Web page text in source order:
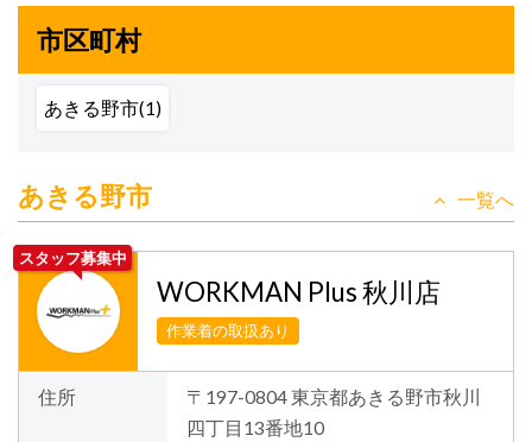
市区町村
あきる野市(1)
あきる野市 一覧へ
スタッフ募集中
WORKMAN Plus 秋川店
作業着の取扱あり
住所
〒197-0804 東京都あきる野市秋川
四丁目13番地10